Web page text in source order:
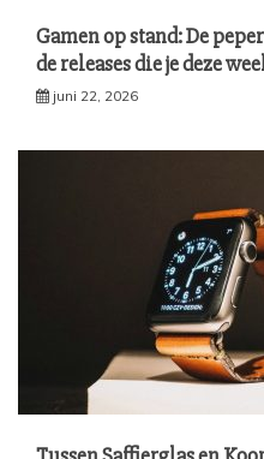
Gamen op stand: De
de releases die je deze
juni 22, 2026